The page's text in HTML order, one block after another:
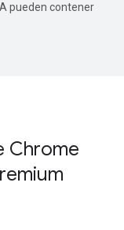
pueden contener
Chrome